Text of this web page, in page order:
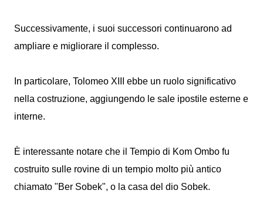
Successivamente, i suoi successori continuarono ad
ampliare e migliorare il complesso.
In particolare, Tolomeo XIII ebbe un ruolo significativo
nella costruzione, aggiungendo le sale ipostile esterne e
interne.
È interessante notare che il Tempio di Kom Ombo fu
costruito sulle rovine di un tempio molto più antico
chiamato "Ber Sobek", o la casa del dio Sobek.